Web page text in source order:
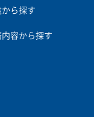
から探す
内容から探す